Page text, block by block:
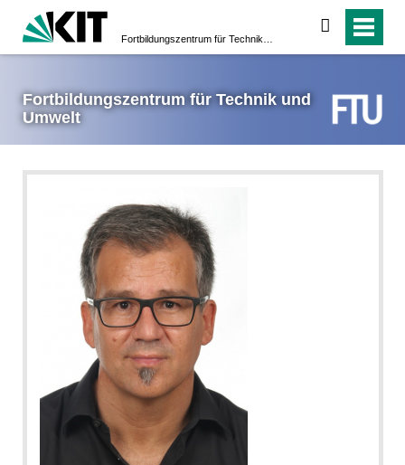
suchen
Fortbildungs­zentrum für Technik und
Umwelt